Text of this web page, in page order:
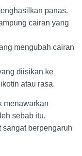
panas.
cairan yang
mengubah cairan
diisikan ke
atau rasa.
menawarkan
sebab itu,
berpengaruh